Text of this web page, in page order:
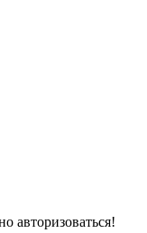
авторизоваться!